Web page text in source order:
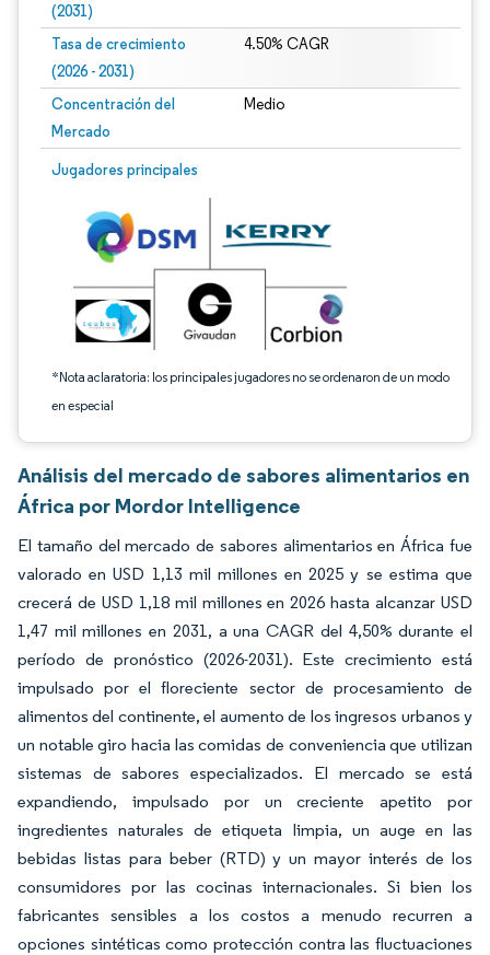
(2031)
Tasa de crecimiento
(2026 - 2031)
4.50% CAGR
Concentración del
Mercado
Medio
Jugadores principales
*Nota aclaratoria: los principales jugadores no se ordenaron de un modo
en especial
Imagen © Mordor Intelligence. El uso requiere atribución según CC BY 4.0.
Análisis del mercado de sabores alimentarios en
África por Mordor Intelligence
El tamaño del mercado de sabores alimentarios en África fue
valorado en USD 1,13 mil millones en 2025 y se estima que
crecerá de USD 1,18 mil millones en 2026 hasta alcanzar USD
1,47 mil millones en 2031, a una CAGR del 4,50% durante el
período de pronóstico (2026-2031). Este crecimiento está
impulsado por el floreciente sector de procesamiento de
alimentos del continente, el aumento de los ingresos urbanos y
un notable giro hacia las comidas de conveniencia que utilizan
sistemas de sabores especializados. El mercado se está
expandiendo, impulsado por un creciente apetito por
ingredientes naturales de etiqueta limpia, un auge en las
bebidas listas para beber (RTD) y un mayor interés de los
consumidores por las cocinas internacionales. Si bien los
fabricantes sensibles a los costos a menudo recurren a
opciones sintéticas como protección contra las fluctuaciones